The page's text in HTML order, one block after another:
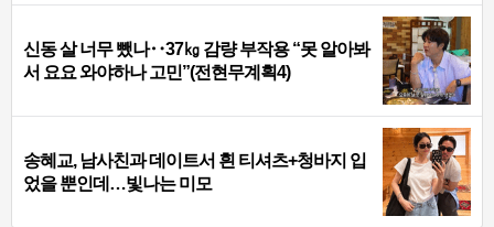
신동 살 너무 뺐나‥37㎏ 감량 부작용 “못 알아봐
서 요요 와야하나 고민”(전현무계획4)
송혜교, 남사친과 데이트서 흰 티셔츠+청바지 입
었을 뿐인데…빛나는 미모